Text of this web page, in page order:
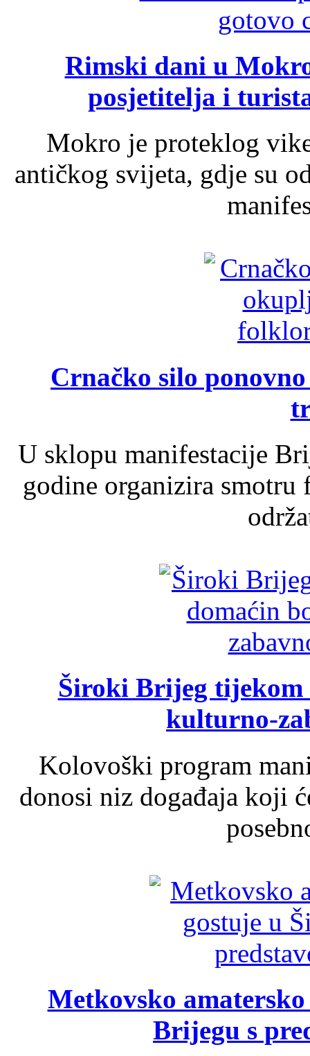
Rimski dani u
posjetitelja i
Mokro je proteklog
antičkog svijeta, gdje su
Crnačko silo
U sklopu manifestacije
godine organizira
Široki Brijeg tijekom
kulturno-
Kolovoški program
donosi niz događaja koji
Metkovsko
Brijegu s